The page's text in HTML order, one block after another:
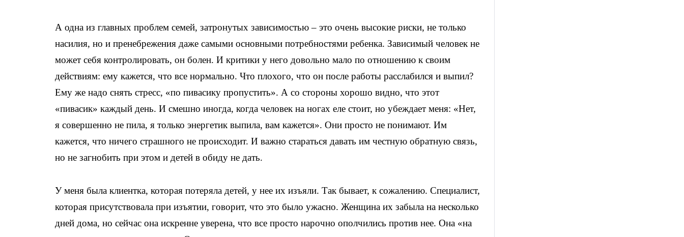
А одна из главных проблем семей, затронутых зависимостью – это очень высокие риски, не только
насилия, но и пренебрежения даже самыми основными потребностями ребенка. Зависимый человек не
может себя контролировать, он болен. И критики у него довольно мало по отношению к своим
действиям: ему кажется, что все нормально. Что плохого, что он после работы расслабился и выпил?
Ему же надо снять стресс, «по пивасику пропустить». А со стороны хорошо видно, что этот
«пивасик» каждый день. И смешно иногда, когда человек на ногах еле стоит, но убеждает меня: «Нет,
я совершенно не пила, я только энергетик выпила, вам кажется». Они просто не понимают. Им
кажется, что ничего страшного не происходит. И важно стараться давать им честную обратную связь,
но не загнобить при этом и детей в обиду не дать.
У меня была клиентка, которая потеряла детей, у нее их изъяли. Так бывает, к сожалению. Специалист,
которая присутствовала при изъятии, говорит, что это было ужасно. Женщина их забыла на несколько
дней дома, но сейчас она искренне уверена, что все просто нарочно ополчились против нее. Она «на